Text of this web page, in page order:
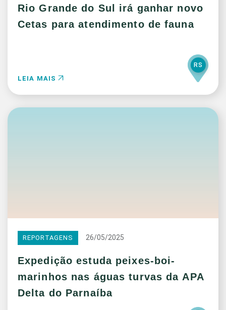
Rio Grande do Sul irá ganhar novo
Cetas para atendimento de fauna
LEIA MAIS
RS
REPORTAGENS 26/05/2025
Expedição estuda peixes-boi-
marinhos nas águas turvas da APA
Delta do Parnaíba